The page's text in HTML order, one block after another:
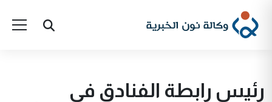
رئيس رابطة الفنادق في